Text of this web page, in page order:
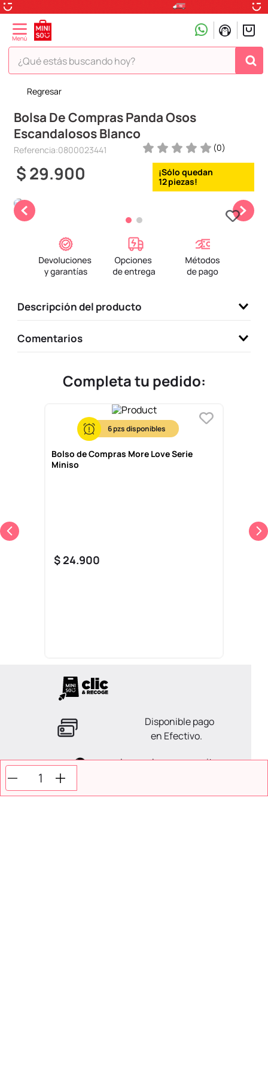
¿Qué estás buscando hoy?
Regresar
Bolsa De Compras Panda Osos
Escandalosos Blanco
Referencia:0800023441 (0)
$29.900 12
Descripción del producto
Comentarios
Completa tu pedido:
6
Bolso de Compras More Love Serie
Miniso
$ 24.900
Disponible pago
en Efectivo.
La ayuda que necesitas
TÉRMINOS MÁS BUSCADOS
1.
peluche
2.
hello kitty
3.
snoopy
4.
ositos cariñositos
5.
6.
disney
toy story
termos
10. league of legends